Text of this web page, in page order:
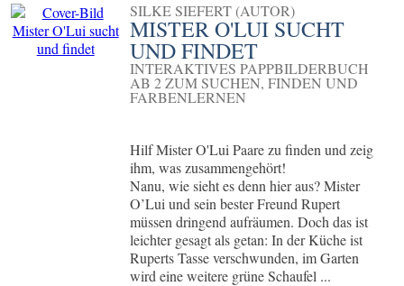
SILKE SIEFERT (AUTOR)
MISTER O'LUI SUCHT
UND FINDET
INTERAKTIVES PAPPBILDERBUCH
AB 2 ZUM SUCHEN, FINDEN UND
FARBENLERNEN
Hilf Mister O'Lui Paare zu finden und zeig
ihm, was zusammengehört!
Nanu, wie sieht es denn hier aus? Mister
O’Lui und sein bester Freund Rupert
müssen dringend aufräumen. Doch das ist
leichter gesagt als getan: In der Küche ist
Ruperts Tasse verschwunden, im Garten
wird eine weitere grüne Schaufel ...